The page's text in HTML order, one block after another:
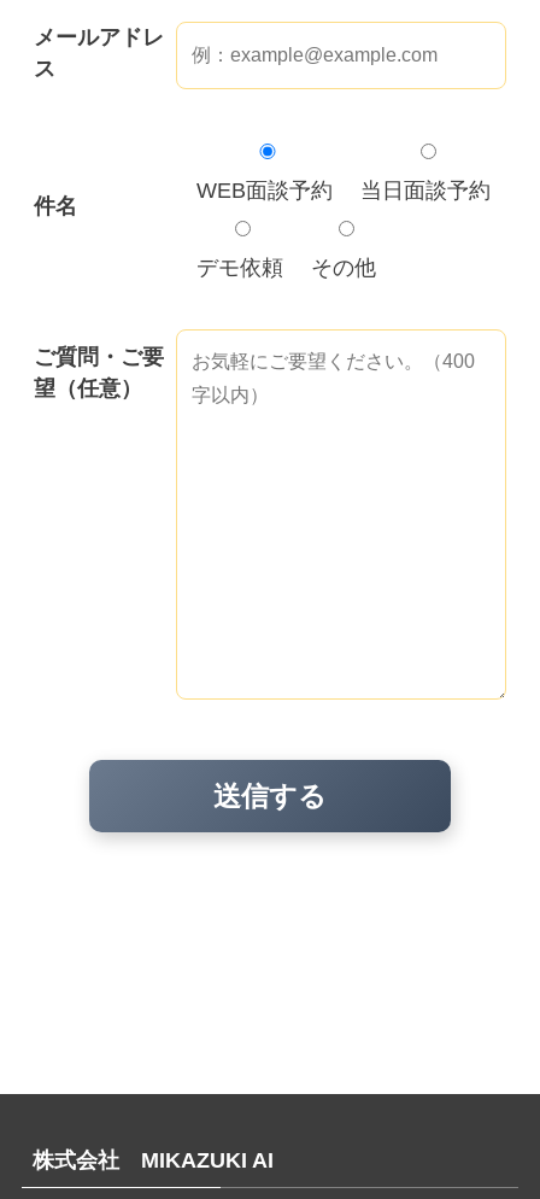
メールアドレ
ス
件名
WEB面談予約 当日面談予約
デモ依頼 その他
ご質問・ご要
望（任意）
株式会社 MIKAZUKI AI